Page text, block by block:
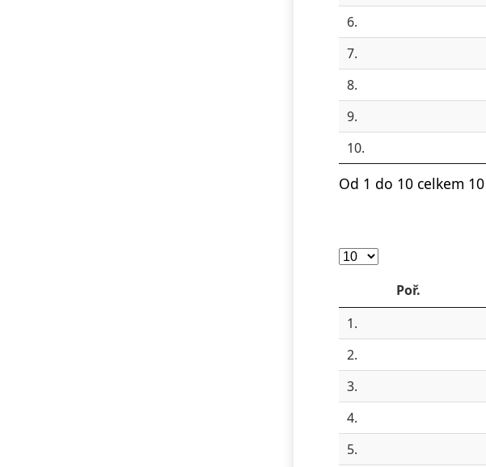
6.
7.
8.
9.
10.
Od 1 do 10 celkem 10
Poř.
1.
2.
3.
4.
5.